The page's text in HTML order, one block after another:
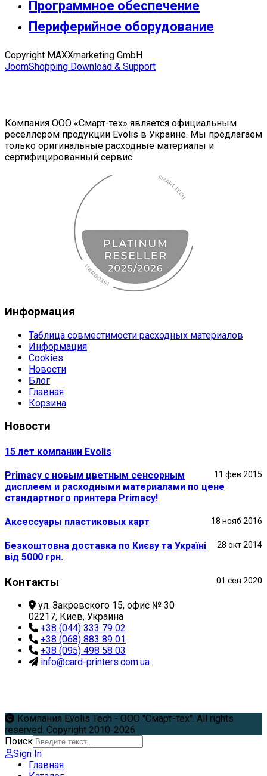
Программное обеспечение
Периферийное оборудование
Copyright MAXXmarketing GmbH
JoomShopping Download & Support
Компания ООО «Смарт-тех» является официальным
реселлером продукции Evolis в Украине. Мы предлагаем
только оригинальные расходные материалы и
сертифицированный сервис.
Информация
Таблица совместимости расходных материалов
Информация
Cookies
Новости
Блог
Главная
Корзина
Новости
15 лет компании Evolis
11 фев 2015
Primacy с новым цветным сенсорным
дисплеем и расходными материалами по цене
стандартного принтера Primacy!
18 нояб 2016
Аксессуары пластиковых карт
28 окт 2014
Безкоштовна доставка по Києву та Україні
від 5000 грн.
01 сен 2020
Контакты
ул. Закревского 15, офис № 30
02217, Киев, Украина
+38 (044) 333 79 02
+38 (068) 883 89 01
+38 (095) 498 58 03
info@card-printers.com.ua
Компания Evolis Tech - ООО "Смарт-тех". All rights
reserved. Copyright 2010-2026
Поиск
Sign In
Главная